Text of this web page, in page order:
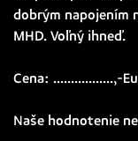
dobrým napojením
MHD. Voľný ihneď.
Cena: .................,-
Naše hodnotenie